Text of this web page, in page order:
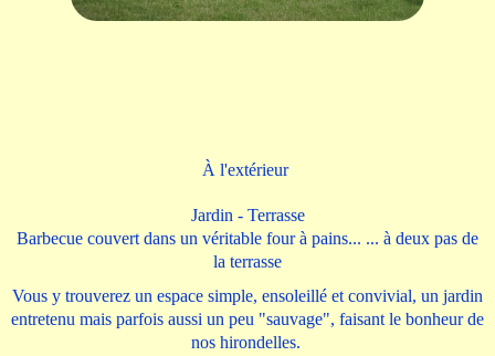
À l'extérieur
Jardin - Terrasse
Barbecue couvert dans un véritable four à pains... ... à deux pas de
la terrasse
Vous y trouverez un espace simple, ensoleillé et convivial, un jardin
entretenu mais parfois aussi un peu "sauvage", faisant le bonheur de
nos hirondelles.